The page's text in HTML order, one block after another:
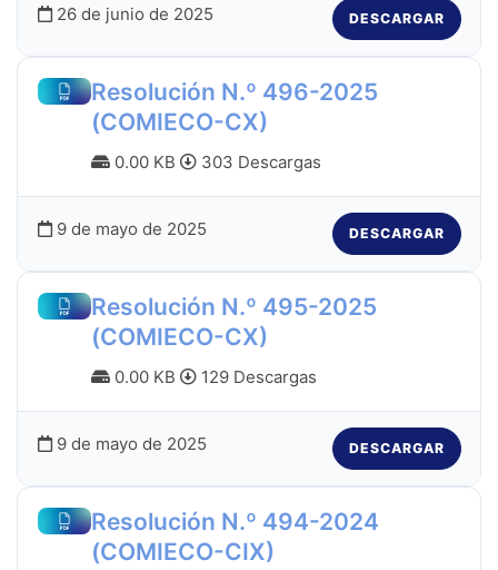
26 de junio de 2025 DESCARGAR
Resolución N.º 496-2025
(COMIECO-CX)
0.00 KB 303 Descargas
9 de mayo de 2025 DESCARGAR
Resolución N.º 495-2025
(COMIECO-CX)
0.00 KB 129 Descargas
9 de mayo de 2025 DESCARGAR
Resolución N.º 494-2024
(COMIECO-CIX)